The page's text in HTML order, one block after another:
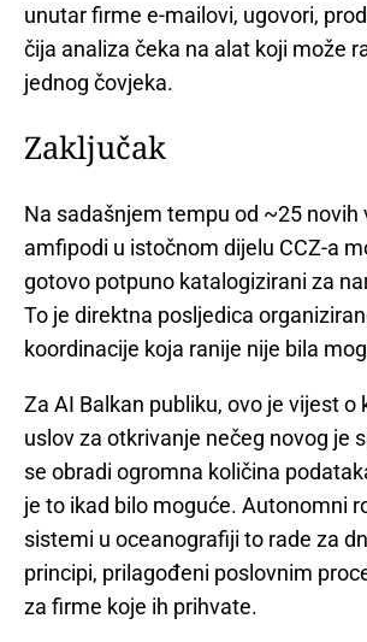
unutar firme e-mailovi, ugovori,
čija analiza čeka na alat koji može
jednog čovjeka.
Zaključak
Na sadašnjem tempu od ~25 novih
amfipodi u istočnom dijelu CCZ-a
gotovo potpuno katalogizirani za
To je direktna posljedica
koordinacije koja ranije nije bila
Za AI Balkan publiku, ovo je vijest o
uslov za otkrivanje nečeg novog je
se obradi ogromna količina
je to ikad bilo moguće. Autonomni
sistemi u oceanografiji to rade za
principi, prilagođeni poslovnim
za firme koje ih prihvate.